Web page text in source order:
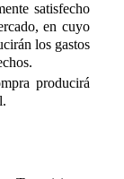
satisfecho
en cuyo
los gastos
producirá